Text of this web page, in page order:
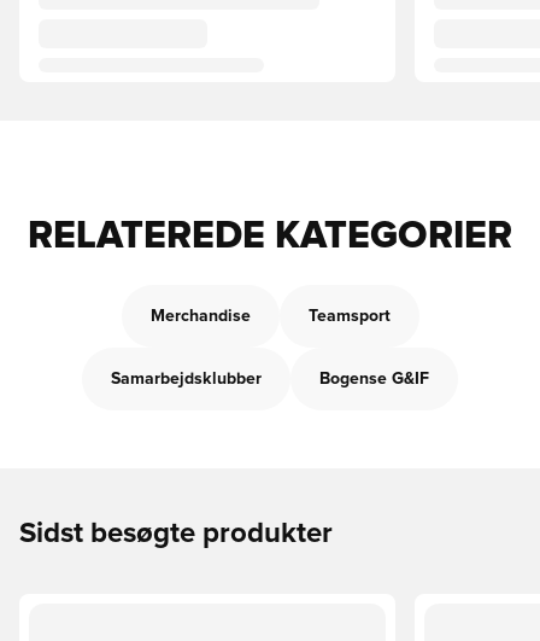
RELATEREDE KATEGORIER
Merchandise Teamsport
Samarbejdsklubber Bogense G&IF
Sidst besøgte produkter